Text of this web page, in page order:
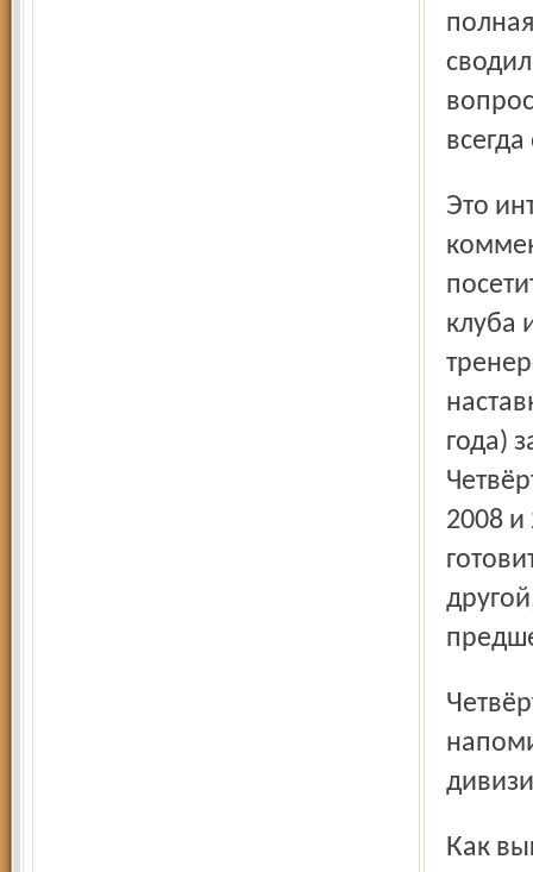
Это интервью всего за день собрало огромное число
клуба
года)
2008 и
Четвёртый год подряд «Шинник» в начале лета
Как выглядит в таких ситуациях руководитель клуба,